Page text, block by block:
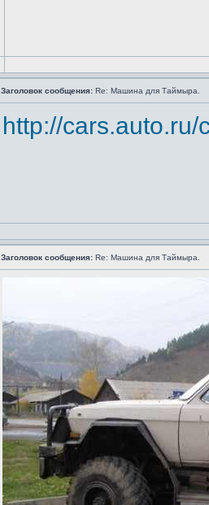
Заголовок сообщения: Re: Машина для Таймыра.
http://
Заголовок сообщения: Re: Машина для Таймыра.